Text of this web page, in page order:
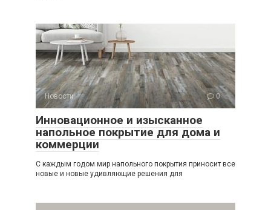
Новости 0
Инновационное и изысканное
напольное покрытие для дома и
коммерции
С каждым годом мир напольного покрытия приносит все
новые и новые удивляющие решения для